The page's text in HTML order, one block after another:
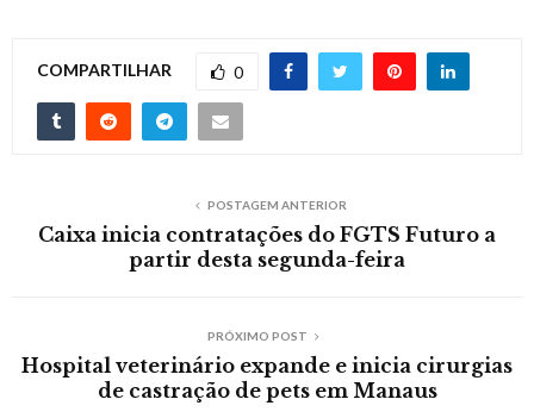
COMPARTILHAR 0
POSTAGEM ANTERIOR
Caixa inicia contratações do FGTS Futuro a
partir desta segunda-feira
PRÓXIMO POST
Hospital veterinário expande e inicia cirurgias
de castração de pets em Manaus